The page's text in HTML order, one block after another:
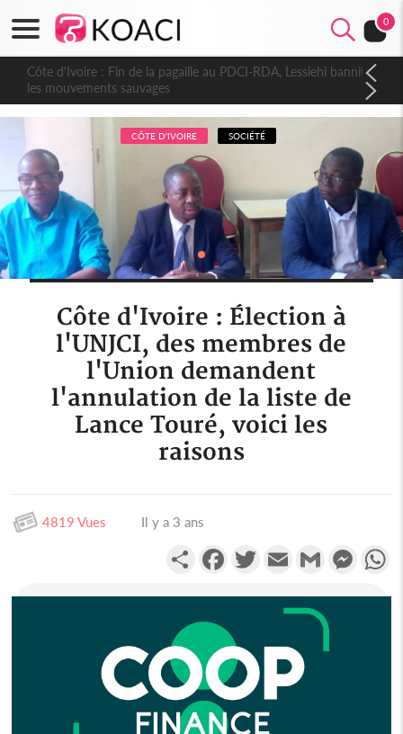
0
Côte d'Ivoire : Fin de la pagaille au PDCI-RDA, Lessiehi bannit
les mouvements sauvages
CÔTE D'IVOIRE SOCIÉTÉ
Côte d'Ivoire : Élection à
l'UNJCI, des membres de
l'Union demandent
l'annulation de la liste de
Lance Touré, voici les
raisons
4819 Vues Il y a 3 ans
PartagerFacebookTwitterEmail Gmail